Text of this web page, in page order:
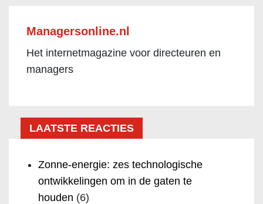
Managersonline.nl
Het internetmagazine voor directeuren en
managers
LAATSTE REACTIES
Zonne-energie: zes technologische
ontwikkelingen om in de gaten te
houden (6)